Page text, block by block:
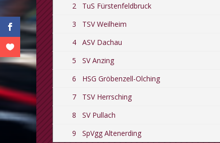
2
TuS Fürstenfeldbruck
3
TSV Weilheim
4
ASV Dachau
5
SV Anzing
6
HSG Gröbenzell-Olching
7
TSV Herrsching
8
SV Pullach
9
SpVgg Altenerding